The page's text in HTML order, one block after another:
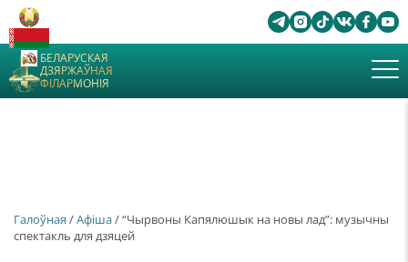
БЕЛАРУСКАЯ
ДЗЯРЖАЎНАЯ
ФІЛАРМОНІЯ
Галоўная /Афiша/ “Чырвоны Капялюшык на новы лад”: музычны
спектакль для дзяцей